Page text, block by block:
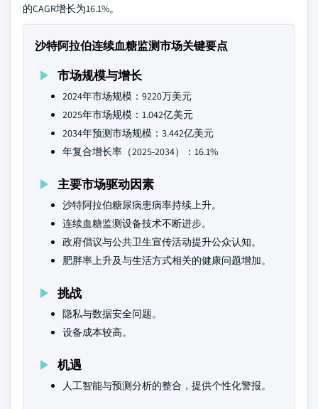
的CAGR增长为16.1%。
沙特阿拉伯连续血糖监测市场关键要点
市场规模与增长
2024年市场规模：9220万美元
2025年市场规模：1.042亿美元
2034年预测市场规模：3.442亿美元
年复合增长率（2025-2034）：16.1%
主要市场驱动因素
沙特阿拉伯糖尿病患病率持续上升。
连续血糖监测设备技术不断进步。
政府倡议与公共卫生宣传活动提升公众认知。
肥胖率上升及与生活方式相关的健康问题增加。
挑战
隐私与数据安全问题。
设备成本较高。
机遇
人工智能与预测分析的整合，提供个性化警报。